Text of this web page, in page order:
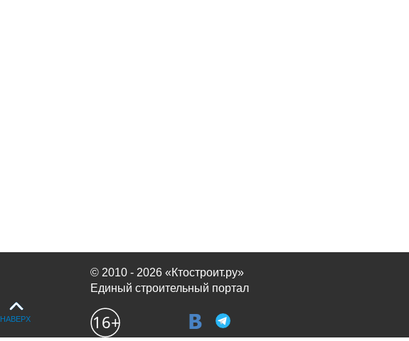
© 2010 - 2026 «Ктостроит.ру»
Единый строительный портал
НАВЕРХ